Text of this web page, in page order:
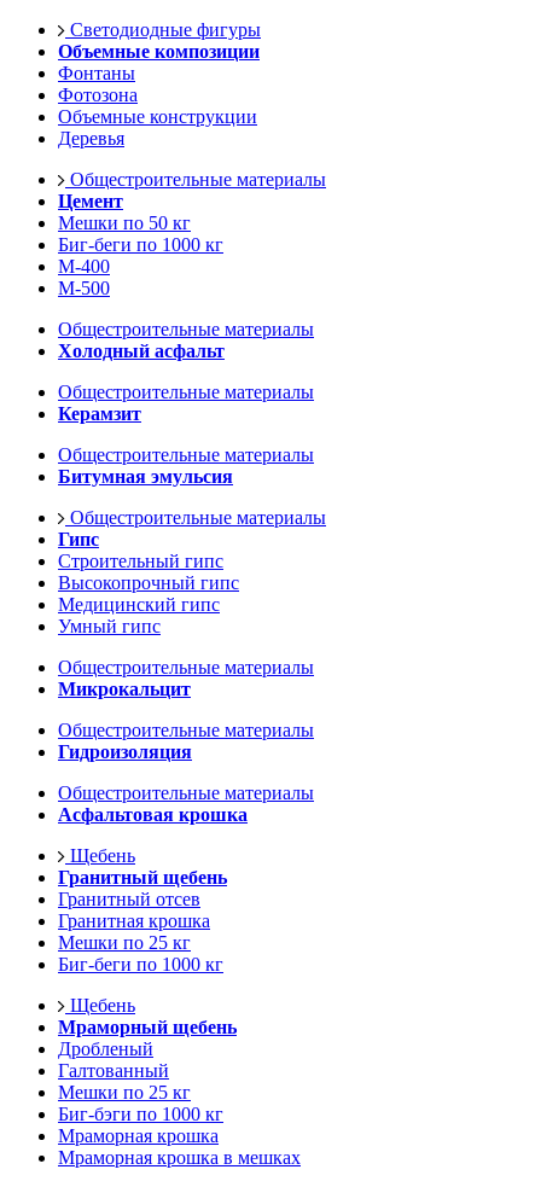
Светодиодные фигуры
Объемные композиции
Фонтаны
Фотозона
Объемные конструкции
Деревья
Общестроительные материалы
Цемент
Мешки по 50 кг
Биг-беги по 1000 кг
М-400
М-500
Общестроительные материалы
Холодный асфальт
Общестроительные материалы
Керамзит
Общестроительные материалы
Битумная эмульсия
Общестроительные материалы
Гипс
Строительный гипс
Высокопрочный гипс
Медицинский гипс
Умный гипс
Общестроительные материалы
Микрокальцит
Общестроительные материалы
Гидроизоляция
Общестроительные материалы
Асфальтовая крошка
Щебень
Гранитный щебень
Гранитный отсев
Гранитная крошка
Мешки по 25 кг
Биг-беги по 1000 кг
Щебень
Мраморный щебень
Дробленый
Галтованный
Мешки по 25 кг
Биг-бэги по 1000 кг
Мраморная крошка
Мраморная крошка в мешках